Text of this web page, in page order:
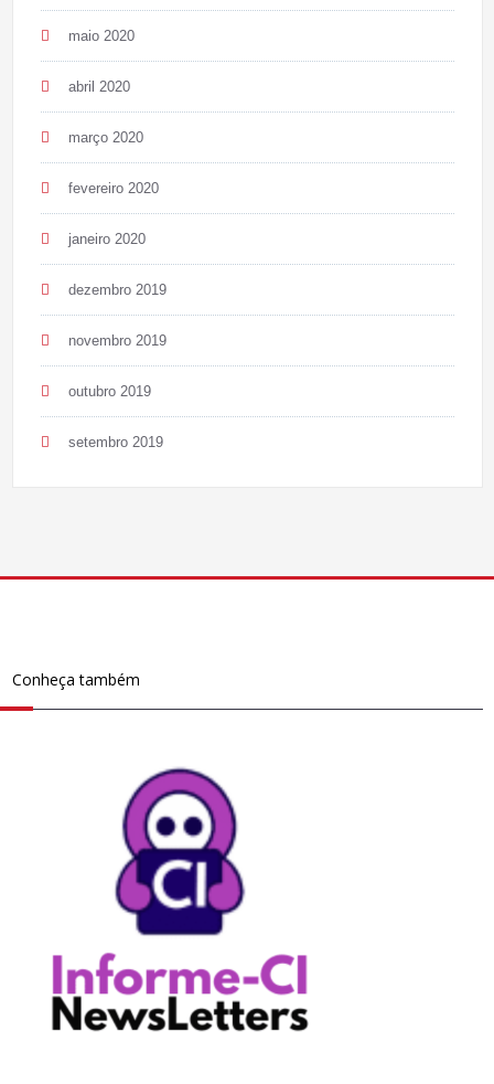
maio 2020
abril 2020
março 2020
fevereiro 2020
janeiro 2020
dezembro 2019
novembro 2019
outubro 2019
setembro 2019
Conheça também